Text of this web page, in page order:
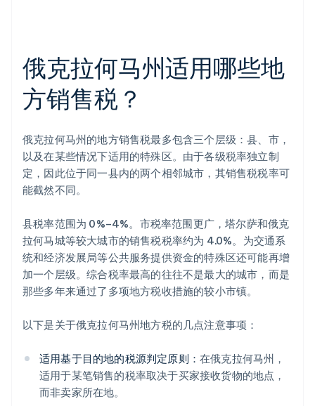
俄克拉何马州适用哪些地
方销售税？
俄克拉何马州的地方销售税最多包含三个层级：县、市，
以及在某些情况下适用的特殊区。由于各级税率独立制
定，因此位于同一县内的两个相邻城市，其销售税税率可
能截然不同。
县税率范围为 0%–4%。市税率范围更广，塔尔萨和俄克
拉何马城等较大城市的销售税税率约为 4.0%。为交通系
统和经济发展局等公共服务提供资金的特殊区还可能再增
加一个层级。综合税率最高的往往不是最大的城市，而是
那些多年来通过了多项地方税收措施的较小市镇。
以下是关于俄克拉何马州地方税的几点注意事项：
适用基于目的地的税源判定原则： 在俄克拉何马州，
适用于某笔销售的税率取决于买家接收货物的地点，
而非卖家所在地。